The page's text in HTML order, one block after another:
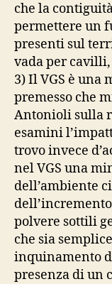
che la
permettere un
presenti sul
vada per
3) Il VGS è una
premesso che
Antonioli sulla
esamini
trovo invece
nel VGS una
dell’ambiente
polvere sottili
che sia
inquinamento
presenza di un